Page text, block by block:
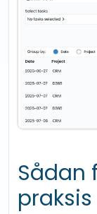
Sådan
praksis